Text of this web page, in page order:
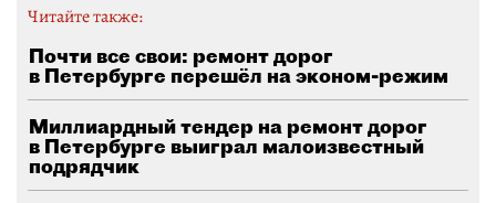
Читайте также:
Почти все свои: ремонт дорог
в Петербурге перешёл на эконом-режим
Миллиардный тендер на ремонт дорог
в Петербурге выиграл малоизвестный
подрядчик